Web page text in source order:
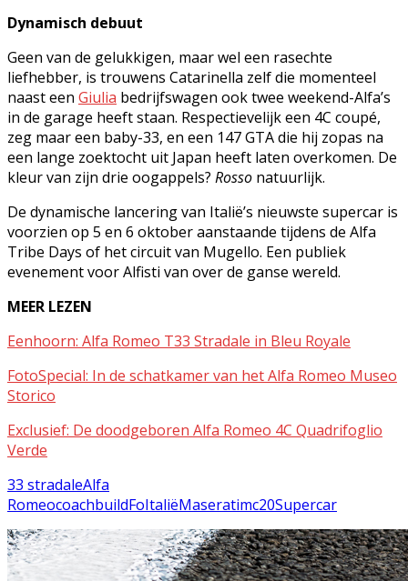
Dynamisch debuut
Geen van de gelukkigen, maar wel een rasechte
liefhebber, is trouwens Catarinella zelf die momenteel
naast een Giulia bedrijfswagen ook twee weekend-Alfa’s
in de garage heeft staan. Respectievelijk een 4C coupé,
zeg maar een baby-33, en een 147 GTA die hij zopas na
een lange zoektocht uit Japan heeft laten overkomen. De
kleur van zijn drie oogappels? Rosso natuurlijk.
De dynamische lancering van Italië’s nieuwste supercar is
voorzien op 5 en 6 oktober aanstaande tijdens de Alfa
Tribe Days of het circuit van Mugello. Een publiek
evenement voor Alfisti van over de ganse wereld.
MEER LEZEN
Eenhoorn: Alfa Romeo T33 Stradale in Bleu Royale
FotoSpecial: In de schatkamer van het Alfa Romeo Museo
Storico
Exclusief: De doodgeboren Alfa Romeo 4C Quadrifoglio
Verde
33 stradaleAlfa
RomeocoachbuildFoItaliëMaseratimc20Supercar